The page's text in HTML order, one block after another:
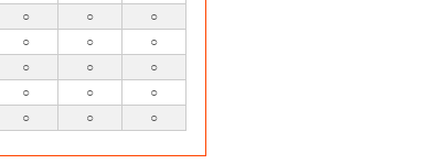
○ ○
○
○ ○
○
○ ○
○
○ ○
○
○ ○ ○